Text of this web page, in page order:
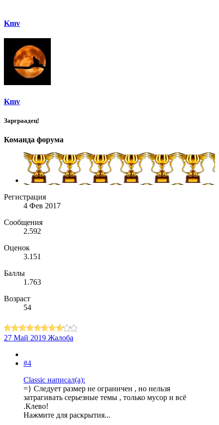
Kmv
Kmv
Зарграадец!
Команда форума
Регистрация
4 Фев 2017
Сообщения
2.592
Оценок
3.151
Баллы
1.763
Возраст
54
27 Май 2019 Жалоба
#4
Classic написал(а):
=} Следует размер не ограничен , но нельзя
затрагивать серьезные темы , только мусор и всё
.Клево!
Нажмите для раскрытия...